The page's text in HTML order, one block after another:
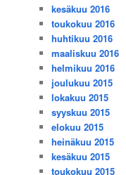
kesäkuu 2016
toukokuu 2016
huhtikuu 2016
maaliskuu 2016
helmikuu 2016
joulukuu 2015
lokakuu 2015
syyskuu 2015
elokuu 2015
heinäkuu 2015
kesäkuu 2015
toukokuu 2015